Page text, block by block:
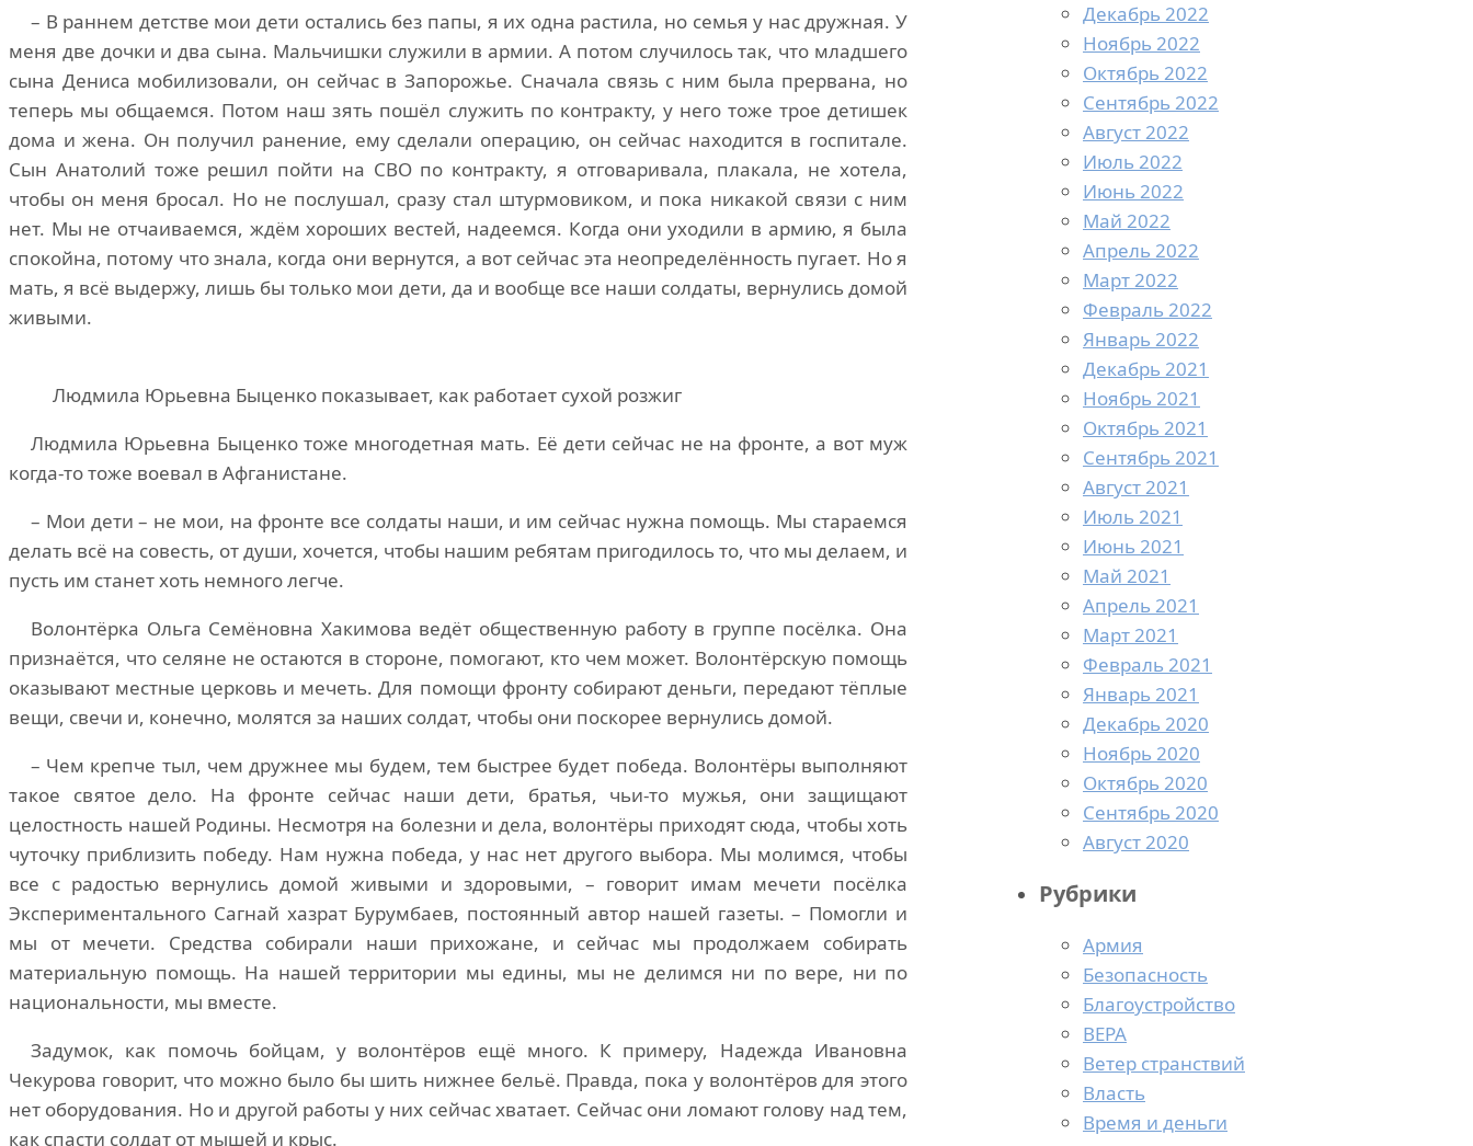
– В раннем детстве мои дети остались без папы, я их одна растила, но семья у нас дружная. У
меня две дочки и два сына. Мальчишки служили в армии. А потом случилось так, что младшего
сына Дениса мобилизовали, он сейчас в Запорожье. Сначала связь с ним была прервана, но
теперь мы общаемся. Потом наш зять пошёл служить по контракту, у него тоже трое детишек
дома и жена. Он получил ранение, ему сделали операцию, он сейчас находится в госпитале.
Сын Анатолий тоже решил пойти на СВО по контракту, я отговаривала, плакала, не хотела,
чтобы он меня бросал. Но не послушал, сразу стал штурмовиком, и пока никакой связи с ним
нет. Мы не отчаиваемся, ждём хороших вестей, надеемся. Когда они уходили в армию, я была
спокойна, потому что знала, когда они вернутся, а вот сейчас эта неопределённость пугает. Но я
мать, я всё выдержу, лишь бы только мои дети, да и вообще все наши солдаты, вернулись домой
живыми.
Людмила Юрьевна Быценко показывает, как работает сухой розжиг
Людмила Юрьевна Быценко тоже многодетная мать. Её дети сейчас не на фронте, а вот муж
когда-то тоже воевал в Афганистане.
– Мои дети – не мои, на фронте все солдаты наши, и им сейчас нужна помощь. Мы стараемся
делать всё на совесть, от души, хочется, чтобы нашим ребятам пригодилось то, что мы делаем, и
пусть им станет хоть немного легче.
Волонтёрка Ольга Семёновна Хакимова ведёт общественную работу в группе посёлка. Она
признаётся, что селяне не остаются в стороне, помогают, кто чем может. Волонтёрскую помощь
оказывают местные церковь и мечеть. Для помощи фронту собирают деньги, передают тёплые
вещи, свечи и, конечно, молятся за наших солдат, чтобы они поскорее вернулись домой.
– Чем крепче тыл, чем дружнее мы будем, тем быстрее будет победа. Волонтёры выполняют
такое святое дело. На фронте сейчас наши дети, братья, чьи-то мужья, они защищают
целостность нашей Родины. Несмотря на болезни и дела, волонтёры приходят сюда, чтобы хоть
чуточку приблизить победу. Нам нужна победа, у нас нет другого выбора. Мы молимся, чтобы
все с радостью вернулись домой живыми и здоровыми, – говорит имам мечети посёлка
Экспериментального Сагнай хазрат Бурумбаев, постоянный автор нашей газеты. – Помогли и
мы от мечети. Средства собирали наши прихожане, и сейчас мы продолжаем собирать
материальную помощь. На нашей территории мы едины, мы не делимся ни по вере, ни по
национальности, мы вместе.
Задумок, как помочь бойцам, у волонтёров ещё много. К примеру, Надежда Ивановна
Чекурова говорит, что можно было бы шить нижнее бельё. Правда, пока у волонтёров для этого
нет оборудования. Но и другой работы у них сейчас хватает. Сейчас они ломают голову над тем,
как спасти солдат от мышей и крыс.
Декабрь 2022
Ноябрь 2022
Октябрь 2022
Сентябрь 2022
Август 2022
Июль 2022
Июнь 2022
Май 2022
Апрель 2022
Март 2022
Февраль 2022
Январь 2022
Декабрь 2021
Ноябрь 2021
Октябрь 2021
Сентябрь 2021
Август 2021
Июль 2021
Июнь 2021
Май 2021
Апрель 2021
Март 2021
Февраль 2021
Январь 2021
Декабрь 2020
Ноябрь 2020
Октябрь 2020
Сентябрь 2020
Август 2020
Рубрики
Армия
Безопасность
Благоустройство
ВЕРА
Ветер странствий
Власть
Время и деньги